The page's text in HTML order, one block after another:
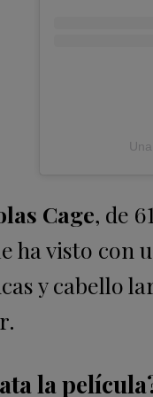
Cage, de
ha visto con
y cabello
la